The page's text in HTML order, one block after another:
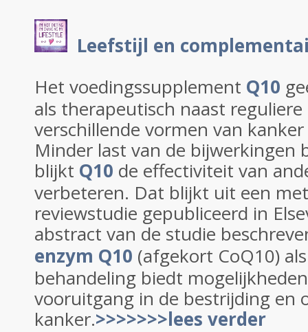
Leefstijl en
Het voedingssupplement Q10
als therapeutisch naast
verschillende vormen van
Minder last van de bijwerkingen
blijkt Q10 de effectiviteit van
verbeteren. Dat blijkt uit een
reviewstudie gepubliceerd in
abstract van de studie
enzym Q10 (afgekort CoQ10)
behandeling biedt
vooruitgang in de bestrijding en
kanker.>>>>>>>lees verder